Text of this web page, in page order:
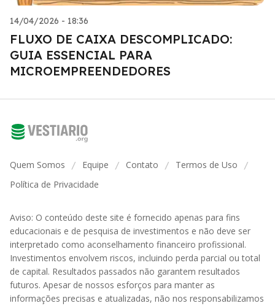
14/04/2026 - 18:36
FLUXO DE CAIXA DESCOMPLICADO:
GUIA ESSENCIAL PARA
MICROEMPREENDEDORES
Quem Somos / Equipe / Contato / Termos de Uso /
Política de Privacidade
Aviso: O conteúdo deste site é fornecido apenas para fins
educacionais e de pesquisa de investimentos e não deve ser
interpretado como aconselhamento financeiro profissional.
Investimentos envolvem riscos, incluindo perda parcial ou total
de capital. Resultados passados não garantem resultados
futuros. Apesar de nossos esforços para manter as
informações precisas e atualizadas, não nos responsabilizamos